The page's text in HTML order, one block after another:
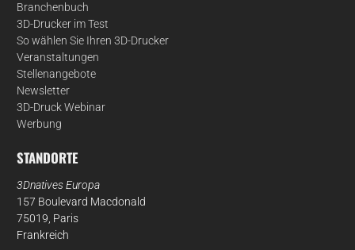
Branchenbuch
3D-Drucker im Test
So wählen Sie Ihren 3D-Drucker
Veranstaltungen
Stellenangebote
Newsletter
3D-Druck Webinar
Werbung
STANDORTE
3Dnatives Europa
157 Boulevard Macdonald
75019, Paris
Frankreich